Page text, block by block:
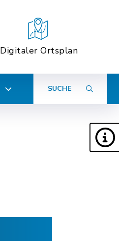
Digitaler Ortsplan
SUCHE